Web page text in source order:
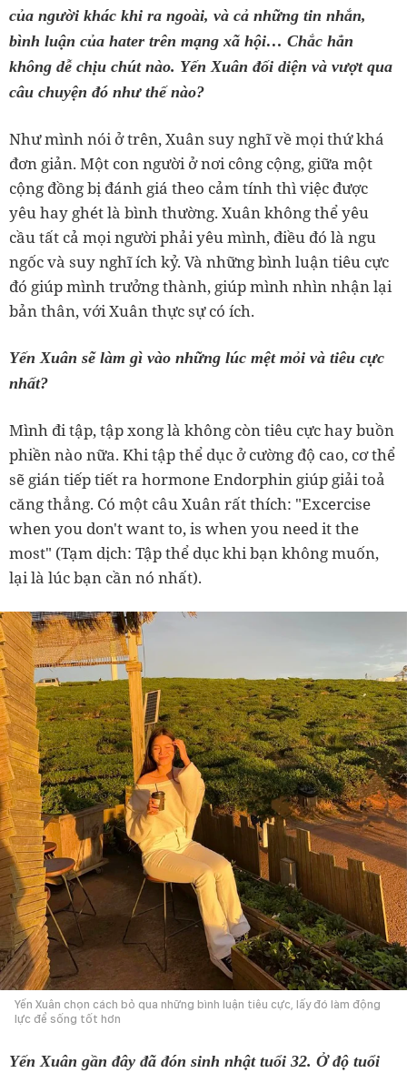
của người khác khi ra ngoài, và cả những tin nhắn,
bình luận của hater trên mạng xã hội… Chắc hẳn
không dễ chịu chút nào. Yến Xuân đối diện và vượt qua
câu chuyện đó như thế nào?
Như mình nói ở trên, Xuân suy nghĩ về mọi thứ khá
đơn giản. Một con người ở nơi công cộng, giữa một
cộng đồng bị đánh giá theo cảm tính thì việc được
yêu hay ghét là bình thường. Xuân không thể yêu
cầu tất cả mọi người phải yêu mình, điều đó là ngu
ngốc và suy nghĩ ích kỷ. Và những bình luận tiêu cực
đó giúp mình trưởng thành, giúp mình nhìn nhận lại
bản thân, với Xuân thực sự có ích.
Yến Xuân sẽ làm gì vào những lúc mệt mỏi và tiêu cực
nhất?
Mình đi tập, tập xong là không còn tiêu cực hay buồn
phiền nào nữa. Khi tập thể dục ở cường độ cao, cơ thể
sẽ gián tiếp tiết ra hormone Endorphin giúp giải toả
căng thẳng. Có một câu Xuân rất thích: "Excercise
when you don't want to, is when you need it the
most" (Tạm dịch: Tập thể dục khi bạn không muốn,
lại là lúc bạn cần nó nhất).
Yến Xuân chọn cách bỏ qua những bình luận tiêu cực, lấy đó làm động
lực để sống tốt hơn
Yến Xuân gần đây đã đón sinh nhật tuổi 32. Ở độ tuổi